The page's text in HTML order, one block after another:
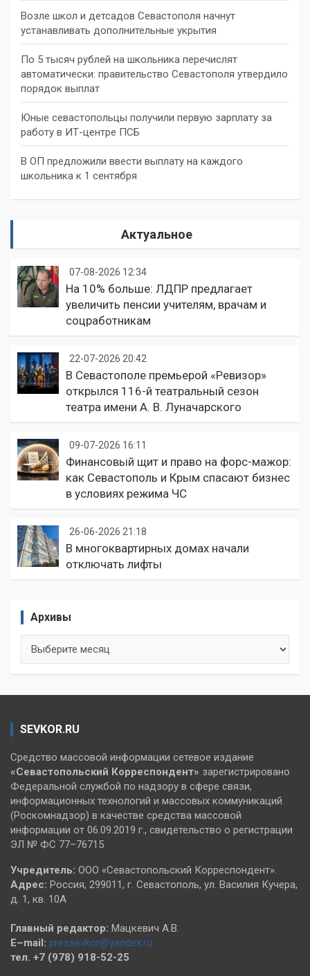
Возле школ и детсадов Севастополя начнут
устанавливать дополнительные укрытия
По 5 тысяч рублей на школьника перечислят
автоматически: правительство Севастополя утвердило
порядок выплат
Юные севастопольцы получили первую зарплату за
работу в ИТ-центре ПСБ
В ОП предложили ввести выплату на каждого
школьника к 1 сентября
Актуальное
07-08-2026 12:34
На 10% больше: ЛДПР предлагает
увеличить пенсии учителям, врачам и
соцработникам
22-07-2026 20:42
В Севастополе премьерой «Ревизор»
открылся 116-й театральный сезон
театра имени А. В. Луначарского
09-07-2026 16:11
Финансовый щит и право на форс-мажор:
как Севастополь и Крым спасают бизнес
в условиях режима ЧС
26-06-2026 21:18
В многоквартирных домах начали
отключать лифты
Архивы
SEVKOR.RU
Средство массовой информации сетевое издание
«Севастопольский Корреспондент» зарегистрировано
Федеральной службой по надзору в сфере связи,
информационных технологий и массовых коммуникаций
(Роскомнадзор) в качестве средства массовой
информации от 06.09.2019 г., свидетельство о регистрации
ЭЛ № ФС 77–76715
Учредитель: ООО «Севастопольский Корреспондент».
Адрес: Россия, 299011, г. Севастополь, ул. Василия Кучера,
д. 1, кв. 10А
Главный редактор: Мацкевич А.В.
E–mail: pressevkor@yandex.ru
тел. +7 (978) 918-52-25